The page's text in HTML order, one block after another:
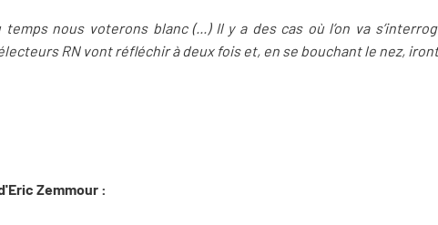
temps nous voterons blanc (...) Il y a des cas où l’on va
RN vont réfléchir à deux fois et, en se bouchant le nez,
Zemmour :